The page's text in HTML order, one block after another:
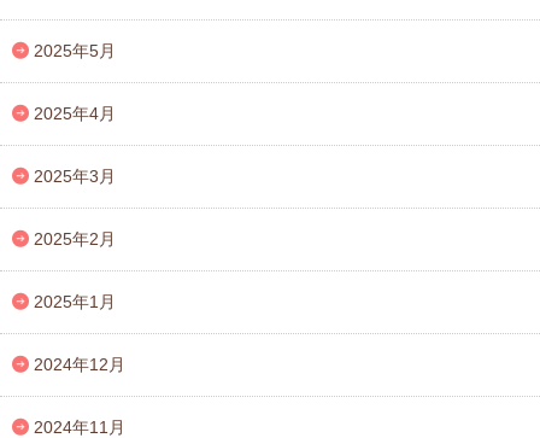
2025年5月
2025年4月
2025年3月
2025年2月
2025年1月
2024年12月
2024年11月